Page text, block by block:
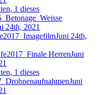
1 dieses
24th, 2021
2017_ImagefilmJuni 24th,
2017_Finale HerrenJuni
1 dieses
Juni